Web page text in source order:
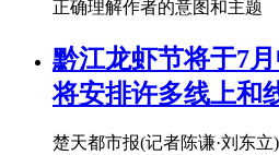
正确理解作者的意图和主题
黔江龙虾节将于7
将安排许多线上和
楚天都市报(记者陈谦·刘东